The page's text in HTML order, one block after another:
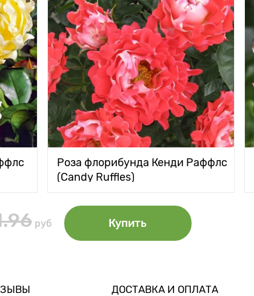
Роза флорибунда Кенди Раффлс
(Candy Ruffles)
руб Купить
ДОСТАВКА И ОПЛАТА